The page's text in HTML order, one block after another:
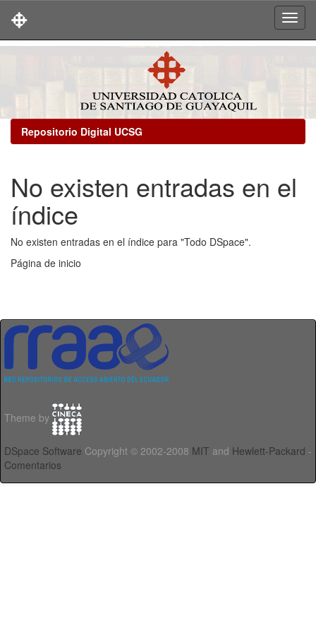
Repositorio Digital UCSG
No existen entradas en el
índice
No existen entradas en el índice para "Todo DSpace".
Página de inicio
Theme by
DSpace Software Copyright © 2002-2008 MIT and Hewlett-Packard -
Comentarios